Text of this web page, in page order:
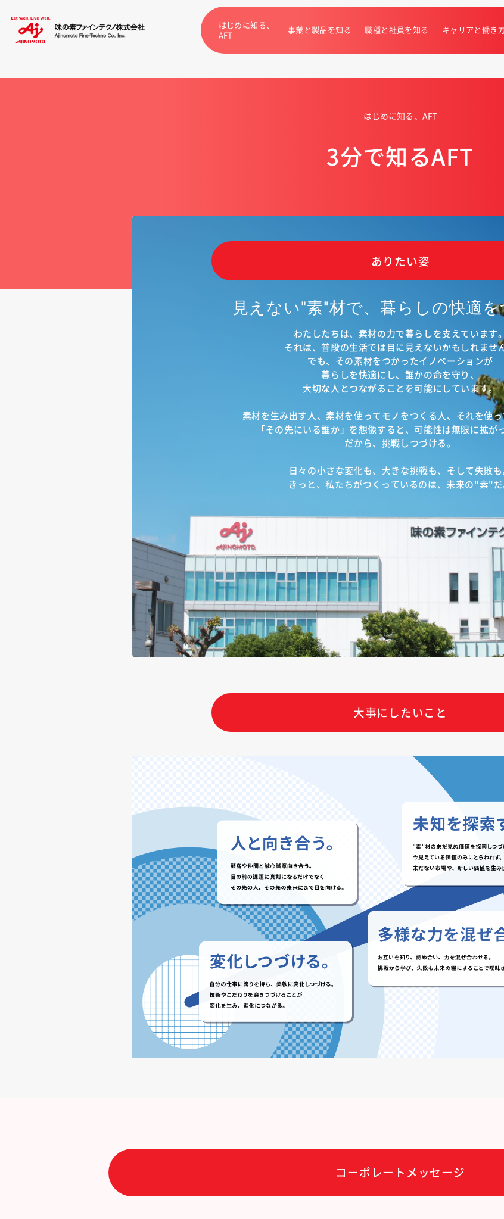
はじめに知る、
AFT
事業と製品を知る 職種と社員を知る キャリアと働き
はじめに知る、AFT
3分で知るAFT
ありたい姿
見えない​"素"材で、 暮らしの​快適
​わたしたちは、​ 素材の​力で​暮らしを​支えています。​
それは、​普段の​生活では​目に​見えないかもしれませ
でも、​その​素材を​つかった​イノベーションが​
暮らしを​快適にし、誰かの​命を​守り、​
大切な​人と​つながる​ことを​可能に​しています。​
素材を​生み出す人、​ 素材を​使って​モノを​つくる​人、 それを​使
「その先に​いる​誰か」を​想像すると、 可能性は​無限に​拡が
だから、​挑戦しつづける。​
日々の​小さな​変化も、​大きな​挑戦も、 そして​失敗も
きっと、​私た​ちがつくっているのは、未来の"​素"だ
大事にしたいこと
コーポレートメッセージ